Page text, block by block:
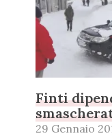
Finti
29 Gennaio